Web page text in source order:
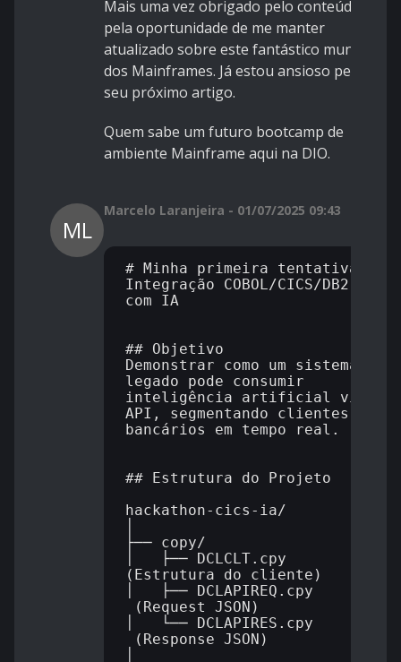
Mais uma vez obrigado pelo conteúdo e
pela oportunidade de me manter
atualizado sobre este fantástico mundo
dos Mainframes. Já estou ansioso pelo
seu próximo artigo.
Quem sabe um futuro bootcamp de
ambiente Mainframe aqui na DIO.
ML
Marcelo Laranjeira - 01/07/2025 09:43
# Minha primeira tentativa:
Integração COBOL/CICS/DB2
com IA
## Objetivo
Demonstrar como um sistema
legado pode consumir
inteligência artificial via
API, segmentando clientes
bancários em tempo real.
## Estrutura do Projeto
hackathon-cics-ia/
├── copy/
│   ├── DCLCLT.cpy
(Estrutura do cliente)
│   ├── DCLAPIREQ.cpy
(Request JSON)
│   └── DCLAPIRES.cpy
(Response JSON)